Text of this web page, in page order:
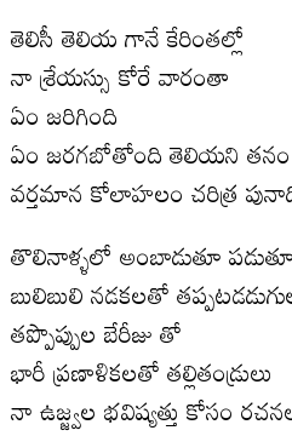
తెలిసీ తెలియ గానే కేరింతల్లో
నా శ్రేయస్సు కోరే వారంతా
ఏం జరిగింది
ఏం జరగబోతోంది తెలియని
వర్తమాన కోలాహలం చరిత్ర
తొలినాళ్ళలో అంబాడుతూ పడుతూ
బులిబులి నడకలతో
తప్పొప్పుల బేరీజు తో
భారీ ప్రణాళికలతో తల్లితండ్రులు
నా ఉజ్జ్వల భవిష్యత్తు కోసం